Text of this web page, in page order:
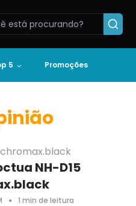
5 Promoções
chromax.black
NH-D15
1 min de leitura